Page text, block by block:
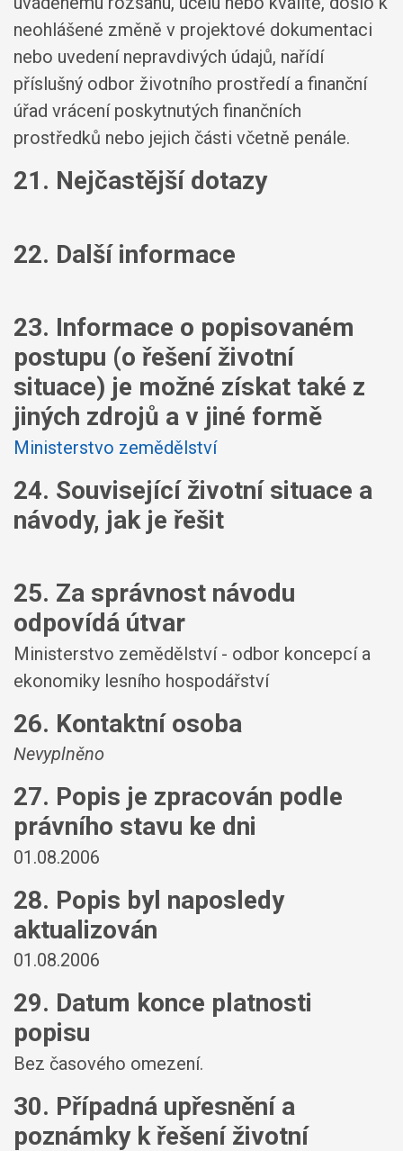
neohlášené změně v projektové dokumentaci
nebo uvedení nepravdivých údajů, nařídí
příslušný odbor životního prostředí a finanční
úřad vrácení poskytnutých finančních
prostředků nebo jejich části včetně penále.
21. Nejčastější dotazy
22. Další informace
23. Informace o popisovaném
postupu (o řešení životní
situace) je možné získat také z
jiných zdrojů a v jiné formě
Ministerstvo zemědělství
24. Související životní situace a
návody, jak je řešit
25. Za správnost návodu
odpovídá útvar
Ministerstvo zemědělství - odbor koncepcí a
ekonomiky lesního hospodářství
26. Kontaktní osoba
Nevyplněno
27. Popis je zpracován podle
právního stavu ke dni
01.08.2006
28. Popis byl naposledy
aktualizován
01.08.2006
29. Datum konce platnosti
popisu
Bez časového omezení.
30. Případná upřesnění a
poznámky k řešení životní